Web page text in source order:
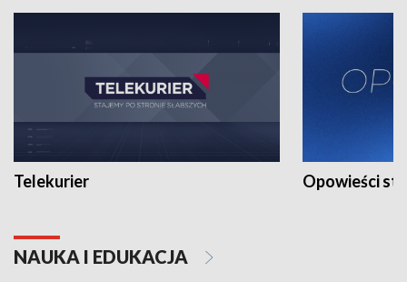
Telekurier Opowieści
NAUKA I EDUKACJA